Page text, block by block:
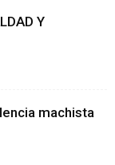
Y
machista